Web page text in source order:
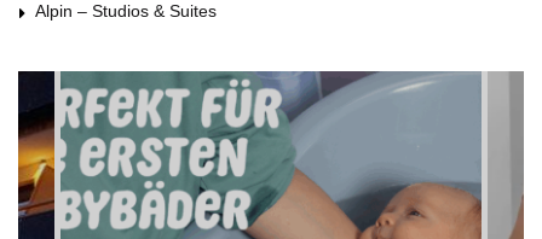
Alpin – Studios & Suites